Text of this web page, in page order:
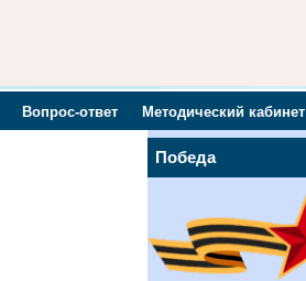
Вопрос-ответ Методический кабинет
Победа